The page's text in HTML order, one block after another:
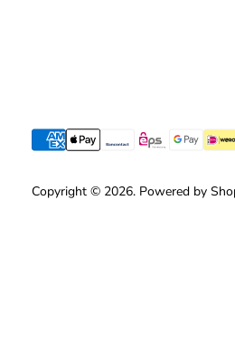
Copyright © 2026. Powered by